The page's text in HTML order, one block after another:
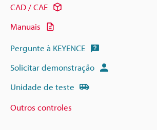
CAD / CAE
Manuais
Pergunte à KEYENCE
Solicitar demonstração
Unidade de teste
Outros controles